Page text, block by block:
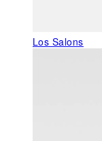
Los Salons